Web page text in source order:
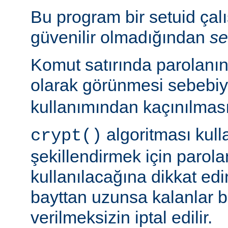
Bu program bir setuid
güvenilir olmadığından
Komut satırında
olarak görünmesi
kullanımından
crypt() algoritması
şekillendirmek için
kullanılacağına dikkat
bayttan uzunsa kalanlar
verilmeksizin iptal edilir.